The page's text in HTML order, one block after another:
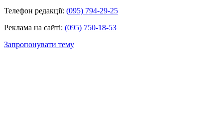
Телефон редакції: (095) 794-29-25
Реклама на сайті: (095) 750-18-53
Запропонувати тему